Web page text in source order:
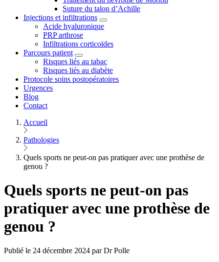
Suture du talon d’Achille
Injections et infiltrations
Acide hyaluronique
PRP arthrose
Infiltrations corticoïdes
Parcours patient
Risques liés au tabac
Risques liés au diabète
Protocole soins postopératoires
Urgences
Blog
Contact
Accueil
Pathologies
Quels sports ne peut-on pas pratiquer avec une prothèse de
genou ?
Quels sports ne peut-on pas
pratiquer avec une prothèse de
genou ?
Publié le 24 décembre 2024 par Dr Polle